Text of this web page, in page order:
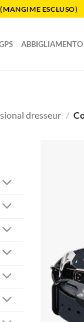
ESCLUSO)
ABBIGLIAMENTO
dresseur /